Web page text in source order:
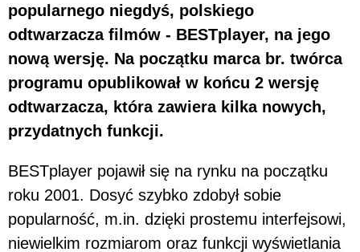
popularnego niegdyś, polskiego
odtwarzacza filmów - BESTplayer, na jego
nową wersję. Na początku marca br. twórca
programu opublikował w końcu 2 wersję
odtwarzacza, która zawiera kilka nowych,
przydatnych funkcji.
BESTplayer pojawił się na rynku na początku
roku 2001. Dosyć szybko zdobył sobie
popularność, m.in. dzięki prostemu interfejsowi,
niewielkim rozmiarom oraz funkcji wyświetlania